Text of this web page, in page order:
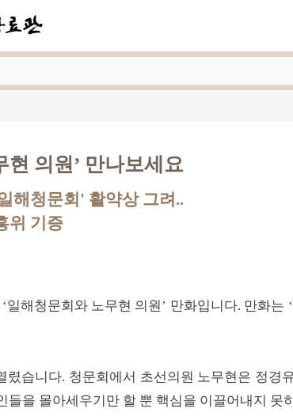
현 의원’ 만나보세요
해청문회' 활약상 그려..
위 기증
해청문회와 노무현 의원’ 만화입니다. 만화는
습니다. 청문회에서 초선의원 노무현은 정경
을 몰아세우기만 할 뿐 핵심을 이끌어내지 못